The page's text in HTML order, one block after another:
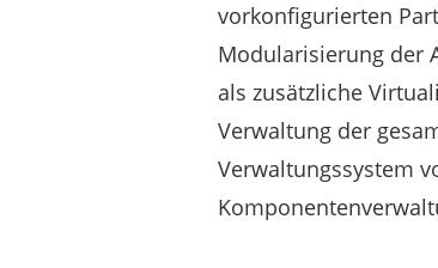
vorkonfigurierten
Modularisierung der
als zusätzliche
Verwaltung der
Verwaltungssystem